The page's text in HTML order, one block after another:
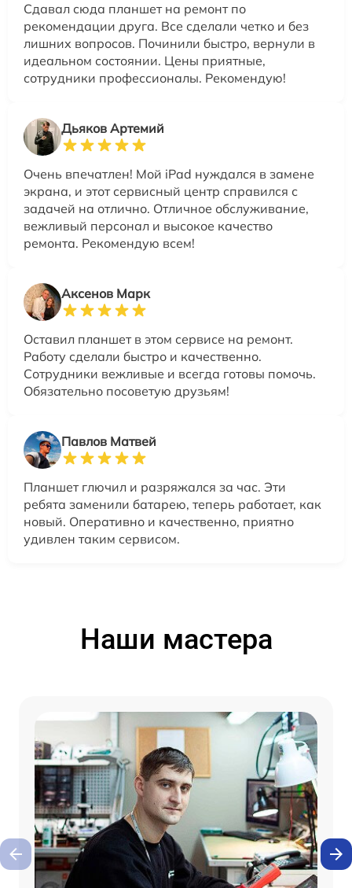
Сдавал сюда планшет на ремонт по
рекомендации друга. Все сделали четко и без
лишних вопросов. Починили быстро, вернули в
идеальном состоянии. Цены приятные,
сотрудники профессионалы. Рекомендую!
Дьяков Артемий
Очень впечатлен! Мой iPad нуждался в замене
экрана, и этот сервисный центр справился с
задачей на отлично. Отличное обслуживание,
вежливый персонал и высокое качество
ремонта. Рекомендую всем!
Аксенов Марк
Оставил планшет в этом сервисе на ремонт.
Работу сделали быстро и качественно.
Сотрудники вежливые и всегда готовы помочь.
Обязательно посоветую друзьям!
Павлов Матвей
Планшет глючил и разряжался за час. Эти
ребята заменили батарею, теперь работает, как
новый. Оперативно и качественно, приятно
удивлен таким сервисом.
Наши мастера